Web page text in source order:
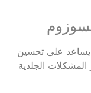
يساعد على تحسين
الجلدية